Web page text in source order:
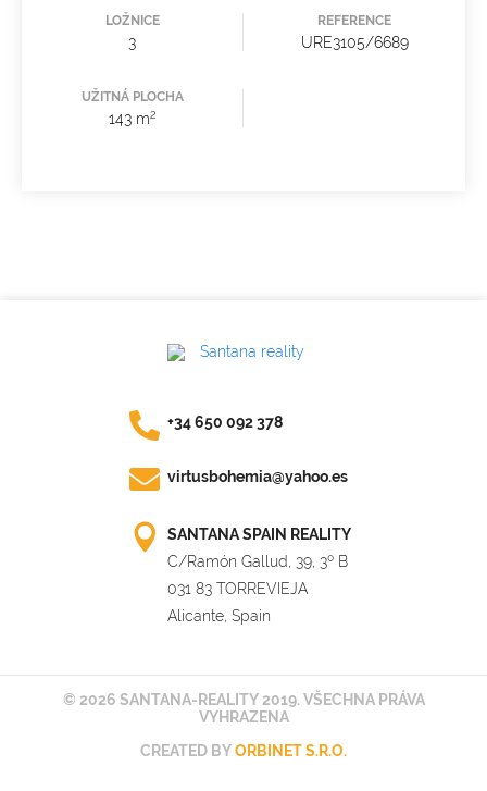
LOŽNICE
3
REFERENCE
URE3105/6689
UŽITNÁ PLOCHA
143 m2
+34 650 092 378
virtusbohemia@yahoo.es
SANTANA SPAIN REALITY
C/Ramón Gallud, 39, 3º B
031 83 TORREVIEJA
Alicante, Spain
© 2026 SANTANA-REALITY 2019. VŠECHNA PRÁVA
VYHRAZENA
CREATED BYORBINET S.R.O.